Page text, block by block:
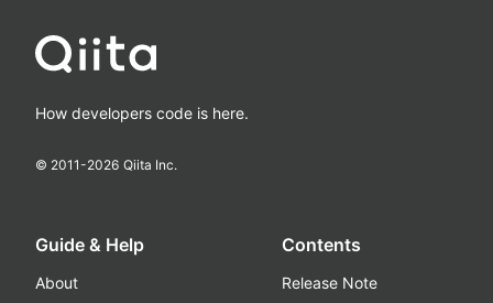
How developers code is here.
© 2011-2026 Qiita Inc.
Guide & Help
About
Contents
Release Note